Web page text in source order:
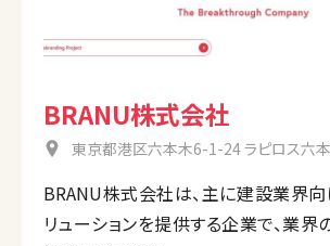
BRANU株式会社
東京都港区六本木6-1-24 ラピロス六
BRANU株式会社は、主に建設業界
リューションを提供する企業で、業界